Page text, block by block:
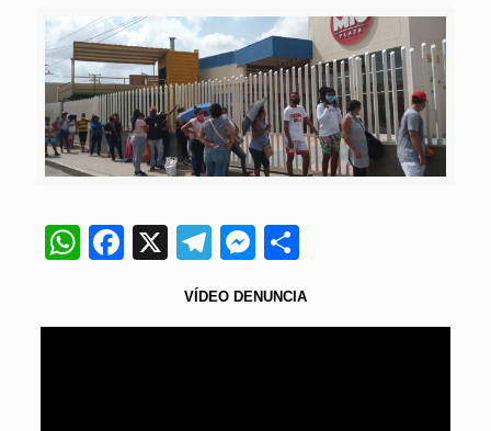
WhatsApp
Facebook
X Telegram
Messenger
VÍDEO DENUNCIA